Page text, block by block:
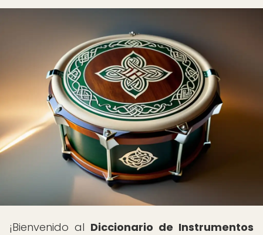
¡Bienvenido al Diccionario de Instrumentos